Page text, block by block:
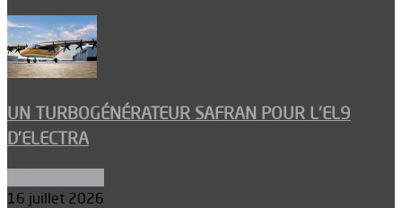
UN TURBOGÉNÉRATEUR SAFRAN POUR L’EL9
D’ELECTRA
16 juillet 2026